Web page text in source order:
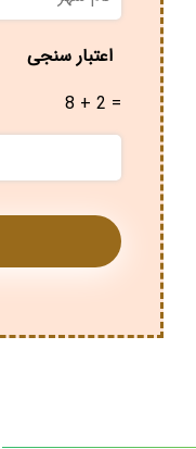
شهر *
اعتبار سنجی
8 + 2 =